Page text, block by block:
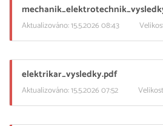
Aktualizováno: 15.5.2026 08:43
elektrikar_vysledky.pdf
Aktualizováno: 15.5.2026 07:52